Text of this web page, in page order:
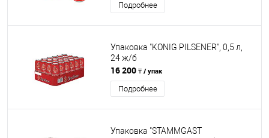
Подробнее
Упаковка "KONIG PILSENER", 0,5 л,
24 ж/б
16 200 ₸ / упак
Подробнее
Упаковка "STAMMGAST